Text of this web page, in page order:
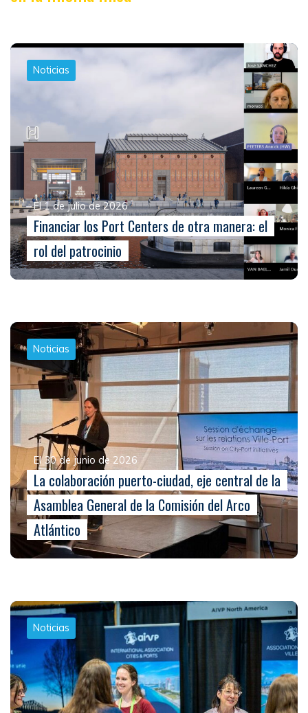
Noticias
El 1 de julio de 2026
Financiar los Port Centers de otra manera: el
rol del patrocinio
Noticias
El 30 de junio de 2026
La colaboración puerto-ciudad, eje central de la
Asamblea General de la Comisión del Arco
Atlántico
Noticias